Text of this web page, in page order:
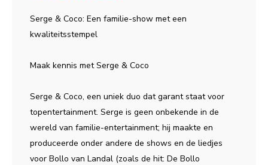
Serge & Coco: Een familie-show met een
kwaliteitsstempel
Maak kennis met Serge & Coco
Serge & Coco, een uniek duo dat garant staat voor
topentertainment. Serge is geen onbekende in de
wereld van familie-entertainment; hij maakte en
produceerde onder andere de shows en de liedjes
voor Bollo van Landal (zoals de hit: De Bollo